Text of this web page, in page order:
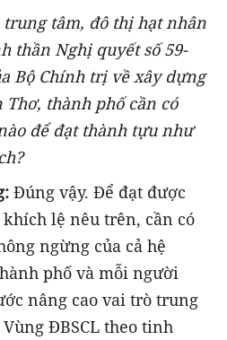
tâm, đô thị hạt nhân
thần Nghị quyết số 59-
Bộ Chính trị về xây dựng
Thơ, thành phố cần có
để đạt thành tựu như
Đúng vậy. Để đạt được
lệ nêu trên, cần có
ngừng của cả hệ
phố và mỗi người
nâng cao vai trò trung
ĐBSCL theo tinh